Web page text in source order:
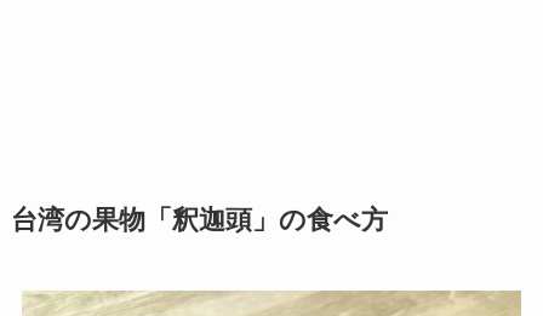
台湾の果物「釈迦頭」の食べ方